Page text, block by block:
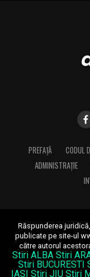
PREFAȚĂ CODUL
ADMINISTRAȚIE
Răspunderea
publicate pe site-ul
către autorul
Stiri ALBA Stiri
Stiri BUCURESTI
IASI Stiri JIU Stiri